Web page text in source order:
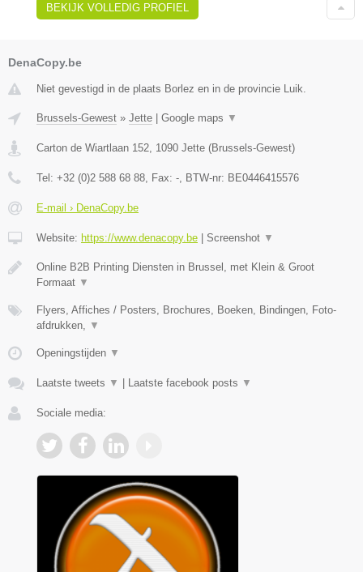
BEKIJK VOLLEDIG PROFIEL
DenaCopy.be
Niet gevestigd in de plaats Borlez en in de provincie Luik.
Brussels-Gewest » Jette | Google maps ▼
Carton de Wiartlaan 152 1090 Jette (Brussels-Gewest)
Tel: +32 (0)2 588 68 88 , Fax: - , BTW-nr: BE0446415576
E-mail › DenaCopy.be
Website: https://www.denacopy.be | Screenshot ▼
Online B2B Printing Diensten in Brussel, met Klein & Groot
Formaat ▼
Flyers, Affiches / Posters, Brochures, Boeken, Bindingen, Foto-
afdrukken,
▼
Openingstijden ▼
Laatste tweets ▼ | Laatste facebook posts ▼
Sociale media: